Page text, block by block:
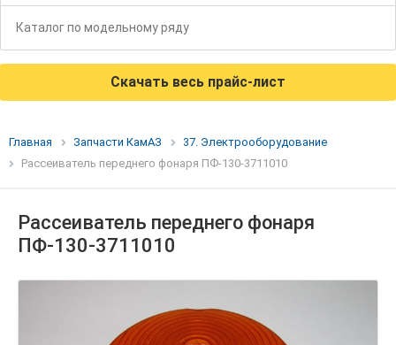
Каталог по модельному ряду
Скачать весь прайс-лист
Главная Запчасти КамАЗ
37. Электрооборудование
Рассеиватель переднего фонаря ПФ-130-3711010
Рассеиватель переднего фонаря
ПФ-130-3711010